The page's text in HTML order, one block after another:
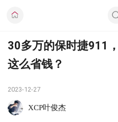
30多万的保时捷911
这么省钱？
2023-12-27
XCP叶俊杰